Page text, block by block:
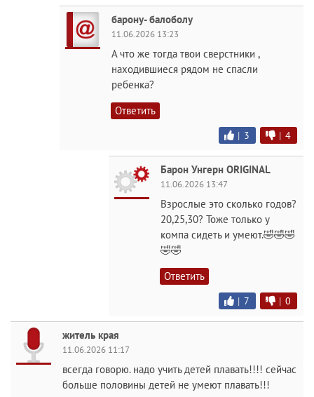
барону- балоболу
11.06.2026 13:23
А что же тогда твои сверстники ,
находившиеся рядом не спасли
ребенка?
Ответить
| 3 | 4
Барон Унгерн ORIGINAL
11.06.2026 13:47
Взрослые это сколько годов?
20,25,30? Тоже только у
компа сидеть и умеют.🤣🤣🤣
🤣🤣
Ответить
| 7 | 0
житель края
11.06.2026 11:17
всегда говорю. надо учить детей плавать!!!! сейчас
больше половины детей не умеют плавать!!!